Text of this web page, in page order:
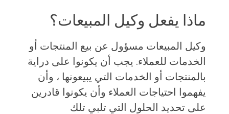
ماذا يفعل وكيل المبيعات؟
وكيل المبيعات مسؤول عن بيع المنتجات أو
الخدمات للعملاء. يجب أن يكونوا على دراية
بالمنتجات أو الخدمات التي يبيعونها ، وأن
يفهموا احتياجات العملاء وأن يكونوا قادرين
على تحديد الحلول التي تلبي تلك